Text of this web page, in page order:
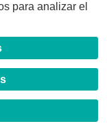
para analizar el